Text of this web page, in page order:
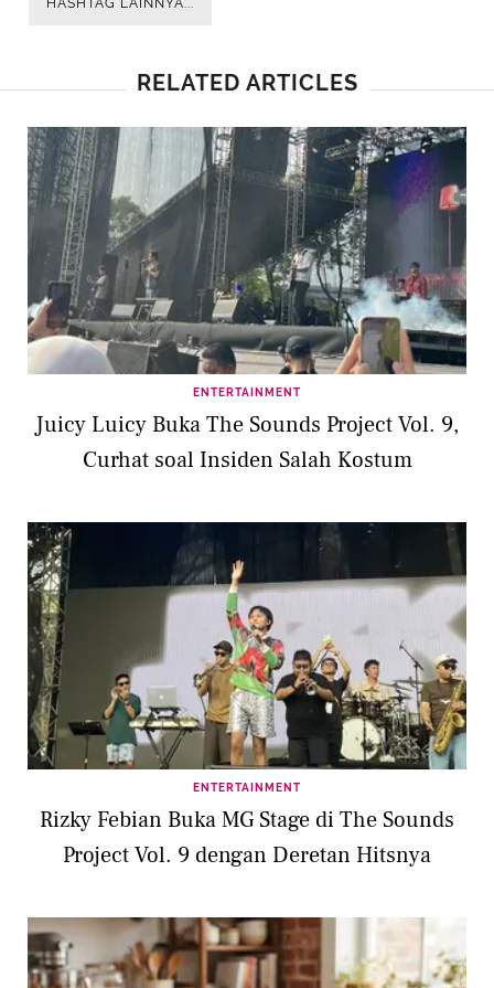
RELATED ARTICLES
ENTERTAINMENT
Juicy Luicy Buka The Sounds Project Vol. 9,
Curhat soal Insiden Salah Kostum
ENTERTAINMENT
Rizky Febian Buka MG Stage di The Sounds
Project Vol. 9 dengan Deretan Hitsnya